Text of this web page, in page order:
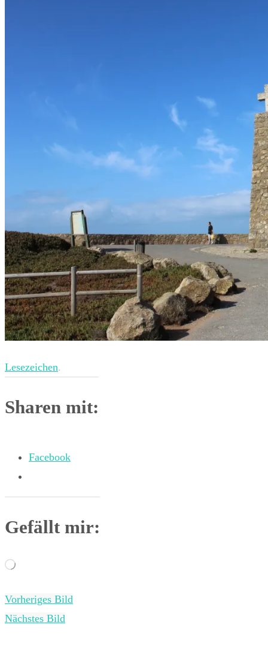
Lesezeichen.
Sharen mit:
Facebook
Gefällt mir:
Wird
Vorheriges Bild
Nächstes Bild